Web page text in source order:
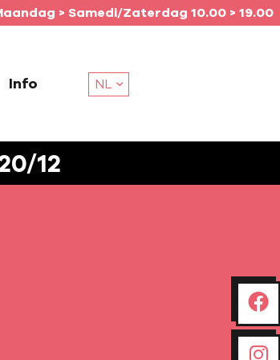
> Samedi/Zaterdag 10.00 > 19.00
Info NL
12